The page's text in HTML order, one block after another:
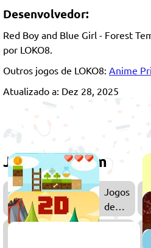
Desenvolvedor:
Red Boy and Blue Girl - Forest
por LOKO8.
Outros jogos de LOKO8: Anime
Atualizado a: Dez 28, 2025
Jogue também
Jogos
de
Plataforma